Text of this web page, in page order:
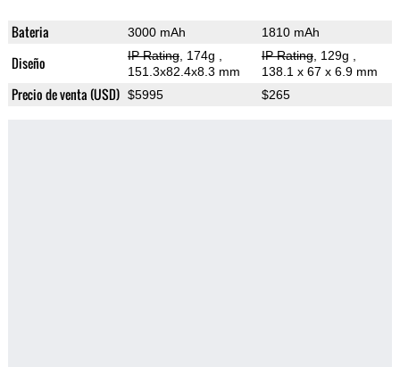
Bateria 3000 mAh 1810 mAh
Diseño IP Rating, 174g
151.3x82.4x8.3 mm
IP Rating, 129g
138.1 x 67 x 6.9 mm
Precio de venta (USD) $5995 $265